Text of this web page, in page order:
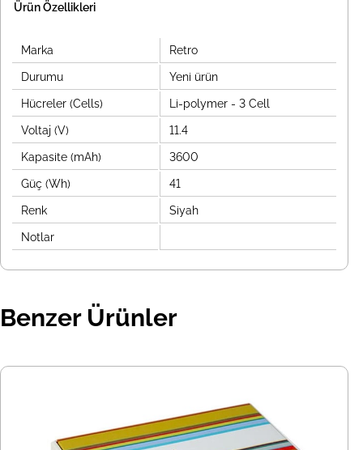
Ürün Özellikleri
Marka Retro
Durumu Yeni ürün
Hücreler (Cells) Li-polymer - 3 Cell
Voltaj (V) 11.4
Kapasite (mAh) 3600
Güç (Wh) 41
Renk Siyah
Notlar
Benzer Ürünler